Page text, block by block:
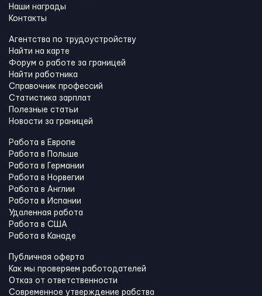
Наши награды
Контакты
Агентства по трудоустройству
Найти на карте
Форум о работе за границей
Найти работника
Справочник профессий
Статистика зарплат
Полезные статьи
Новости за границей
Работа в Европе
Работа в Польше
Работа в Германии
Работа в Норвегии
Работа в Англии
Работа в Испании
Удаленная работа
Работа в США
Работа в Канадe
Публичная оферта
Как мы проверяем работодателей
Отказ от ответственности
Современное утверждение рабства